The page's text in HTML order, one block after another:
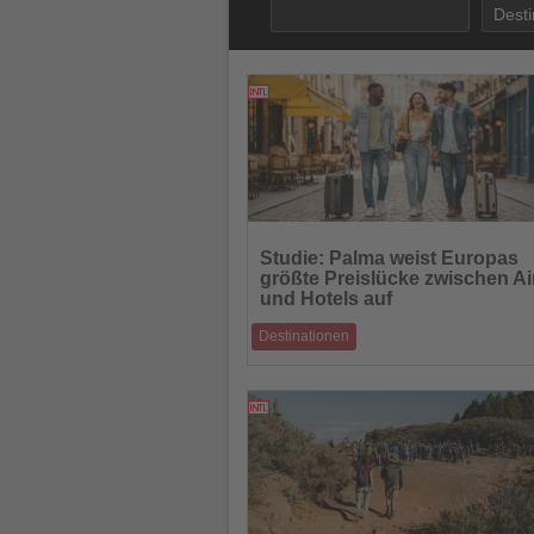
18.06.2026
Sie
die
Nachrichten
Studie: Palma weist Europas
größte Preislücke zwischen
und Hotels auf
Destinationen
durchschnittlich 547 Euro pro Nacht mehr